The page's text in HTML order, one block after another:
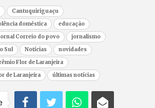
Cantuquiriguaçu
doméstica
educação
Correio do povo
jornalismo
Sul
Notícias
novidades
Flor de Laranjeira
de Laranjeira
últimas notícias